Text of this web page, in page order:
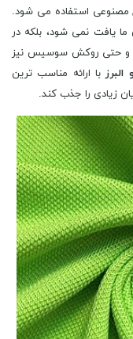
مصنوعی استفاده می شود.
ما یافت نمی ‌شود، بلکه در
و حتی روکش سوسیس نیز
با ارائه مناسب ترین
زیادی را جذب کند.